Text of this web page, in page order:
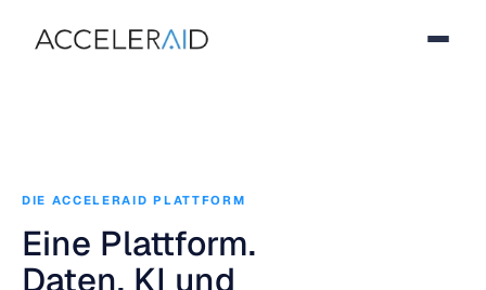
DIE ACCELERAID PLATTFORM
Eine Plattform.
Daten, KI und